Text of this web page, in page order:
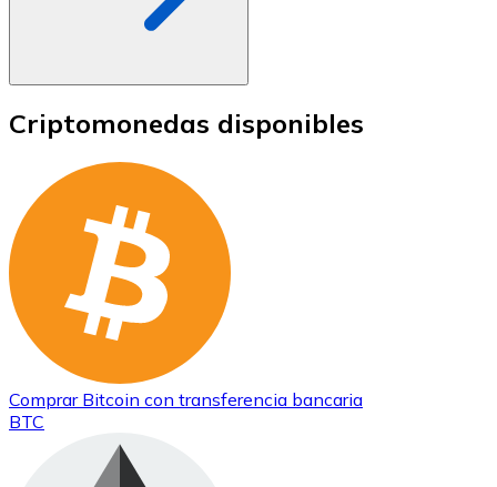
Criptomonedas disponibles
Comprar Bitcoin con transferencia bancaria
BTC